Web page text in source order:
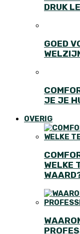
DRUK
GOED
JE JE
OVERIG
WELKE